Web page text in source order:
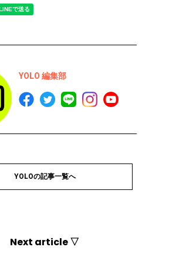
YOLO 編集部
YOLOの記事一覧へ
Next article ▽